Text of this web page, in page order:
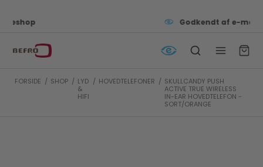
Godkendt af e-mærket
FORSIDE / SHOP / LYD
&
HIFI
/ HOVEDTELEFONER / SKULLCANDY PUSH
ACTIVE TRUE WIRELESS
IN-EAR HOVEDTELEFON -
SORT/ORANGE